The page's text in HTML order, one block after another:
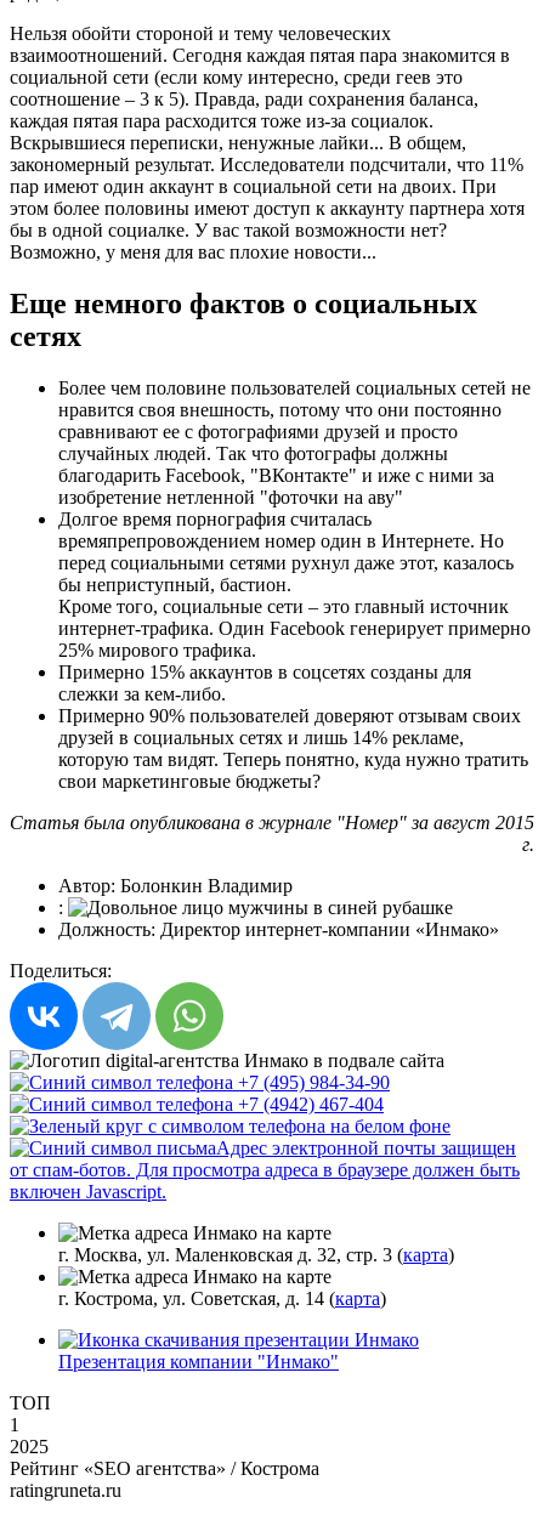
Нельзя обойти стороной и тему человеческих
взаимоотношений. Сегодня каждая пятая пара знакомится в
социальной сети (если кому интересно, среди геев это
соотношение – 3 к 5). Правда, ради сохранения баланса,
каждая пятая пара расходится тоже из-за социалок.
Вскрывшиеся переписки, ненужные лайки... В общем,
закономерный результат. Исследователи подсчитали, что 11%
пар имеют один аккаунт в социальной сети на двоих. При
этом более половины имеют доступ к аккаунту партнера хотя
бы в одной социалке. У вас такой возможности нет?
Возможно, у меня для вас плохие новости...
Еще немного фактов о социальных
сетях
Более чем половине пользователей социальных сетей не
нравится своя внешность, потому что они постоянно
сравнивают ее с фотографиями друзей и просто
случайных людей. Так что фотографы должны
благодарить Facebook, "ВКонтакте" и иже с ними за
изобретение нетленной "фоточки на аву"
Долгое время порнография считалась
времяпрепровождением номер один в Интернете. Но
перед социальными сетями рухнул даже этот, казалось
бы неприступный, бастион.
Кроме того, социальные сети – это главный источник
интернет-трафика. Один Facebook генерирует примерно
25% мирового трафика.
Примерно 15% аккаунтов в соцсетях созданы для
слежки за кем-либо.
Примерно 90% пользователей доверяют отзывам своих
друзей в социальных сетях и лишь 14% рекламе,
которую там видят. Теперь понятно, куда нужно тратить
свои маркетинговые бюджеты?
Статья была опубликована в журнале "Номер" за август 2015
г.
Автор: Болонкин Владимир
:
Должность: Директор интернет-компании «Инмако»
Поделиться:
+7 (495) 984-34-90
+7 (4942) 467-404
Адрес электронной почты защищен
от спам-ботов. Для просмотра адреса в браузере должен быть
включен Javascript.
г. Москва, ул. Маленковская д. 32, стр. 3 (карта)
г. Кострома, ул. Советская, д. 14 (карта)
Презентация компании "Инмако"
ТОП
1
2025
Рейтинг «SEO агентства» / Кострома
ratingruneta.ru